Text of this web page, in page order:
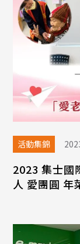
活動集錦
2023 集士國
人 愛團圓 年